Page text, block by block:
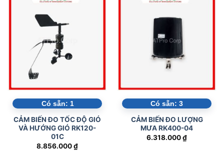
Có sẵn: 1
CẢM BIẾN ĐO TỐC ĐỘ GIÓ
VÀ HƯỚNG GIÓ RK120-
01C
8.856.000₫
Có sẵn: 3
CẢM BIẾN ĐO LƯỢNG
MƯA RK400-04
6.318.000₫